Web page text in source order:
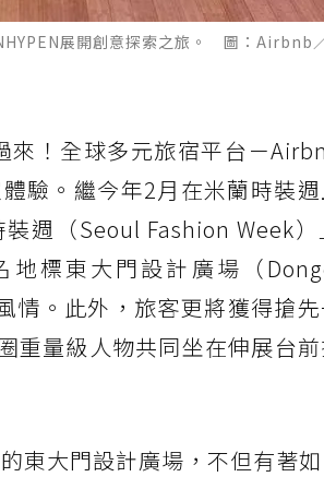
展開創意探索之旅。 圖：Airbnb
來！全球多元旅宿平台－
體驗。繼今年2月在米蘭時裝
週（Seoul Fashion Week
標東大門設計廣場（
情。此外，旅客更將獲得搶
重量級人物共同坐在伸展台
東大門設計廣場，不但有著